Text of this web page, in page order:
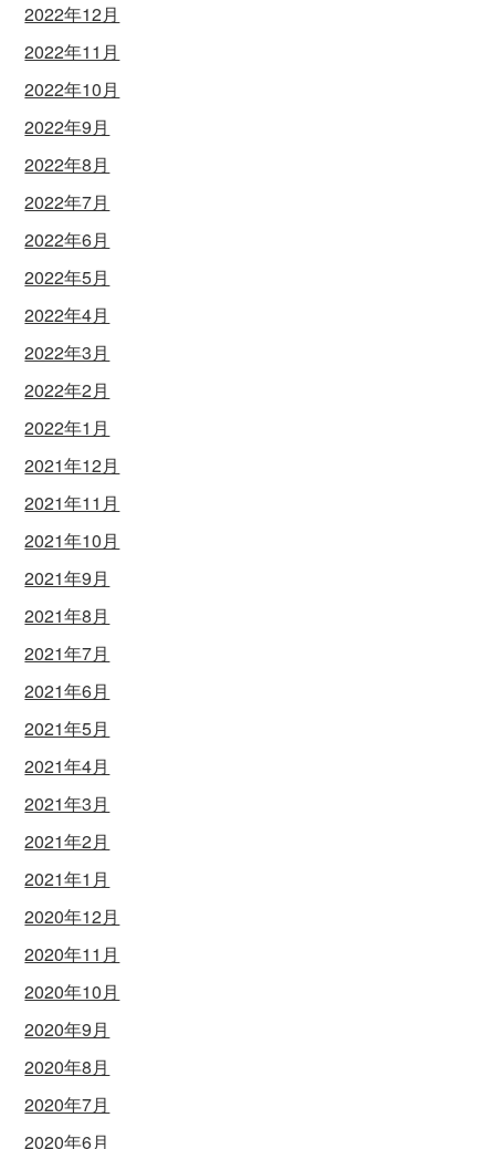
2022年12月
2022年11月
2022年10月
2022年9月
2022年8月
2022年7月
2022年6月
2022年5月
2022年4月
2022年3月
2022年2月
2022年1月
2021年12月
2021年11月
2021年10月
2021年9月
2021年8月
2021年7月
2021年6月
2021年5月
2021年4月
2021年3月
2021年2月
2021年1月
2020年12月
2020年11月
2020年10月
2020年9月
2020年8月
2020年7月
2020年6月